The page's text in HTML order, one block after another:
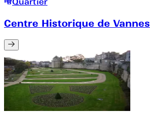
Centre Historique de Vannes